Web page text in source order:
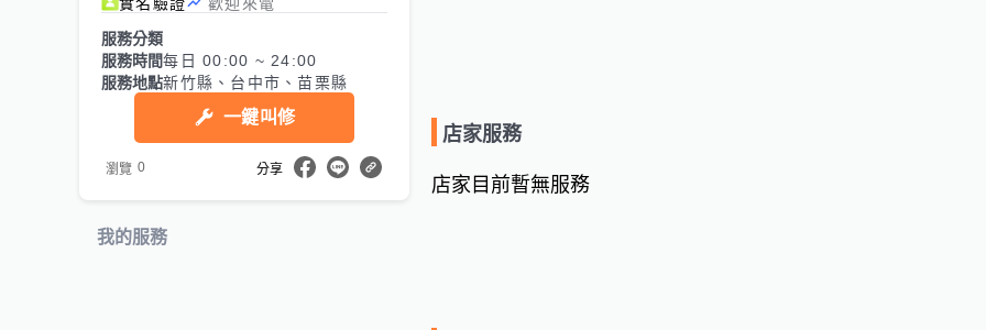
服務分類
服務時間每日 00:00 ~ 24:00
服務地點新竹縣、台中市、苗栗縣
一鍵叫修
瀏覽 0 分享
我的服務
店家服務
店家目前暫無服務